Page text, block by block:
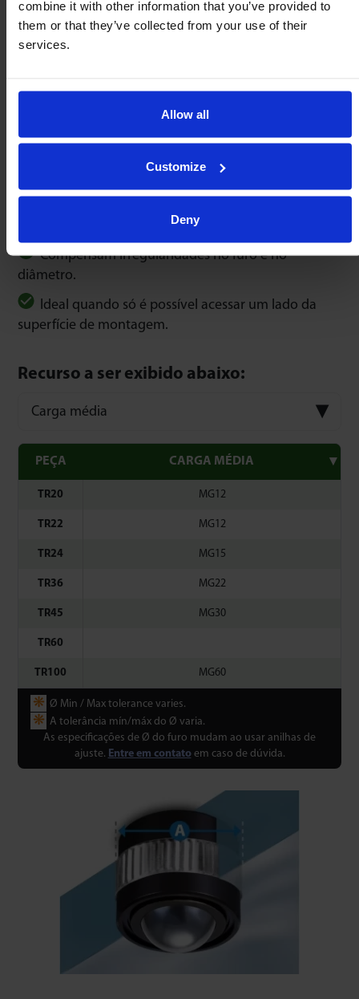
combine it with other information that you’ve provided to
them or that they’ve collected from your use of their
services.
Allow all
Customize
Deny
Clipe tipo “K” mola de
Outros grampos disponíveis.
Compensam irregularidades no furo e no
diâmetro.
Ideal quando só é possível acessar um lado da
superfície de montagem.
Recurso a ser exibido abaixo:
Carga média
PEÇA CARGA MÉDIA
TR20 MG12
TR22 MG12
TR24 MG15
TR36 MG22
TR45 MG30
TR60
TR100 MG60
❋ Ø Min / Max tolerance varies.
❋ A tolerância mín/máx do Ø varia.
As especificações de Ø do furo mudam ao usar anilhas de
ajuste. Entre em contatoem caso de dúvida.